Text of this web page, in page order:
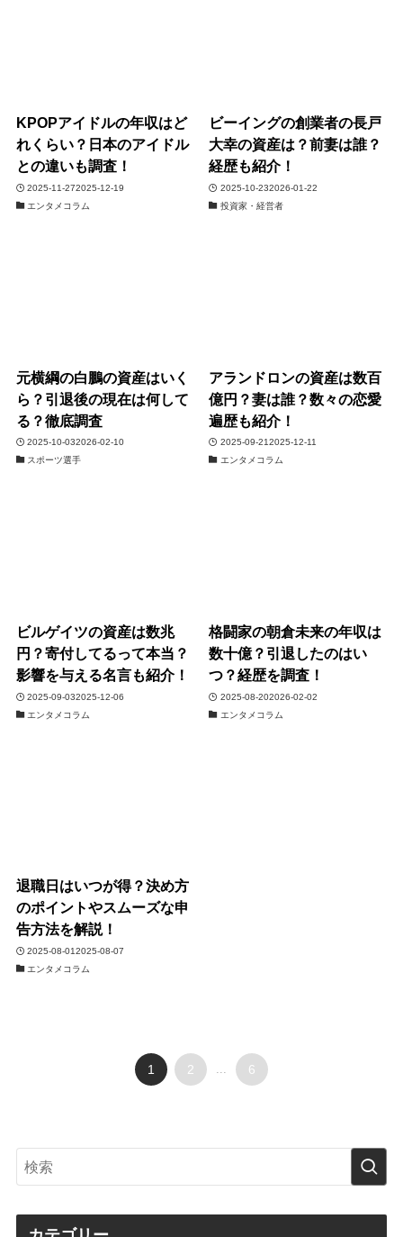
KPOPアイドルの年収はど
れくらい？日本のアイドル
との違いも調査！
2025-11-272025-12-19
エンタメコラム
ビーイングの創業者の長戸
大幸の資産は？前妻は誰？
経歴も紹介！
2025-10-232026-01-22
投資家・経営者
元横綱の白鵬の資産はいく
ら？引退後の現在は何して
る？徹底調査
2025-10-032026-02-10
スポーツ選手
アランドロンの資産は数百
億円？妻は誰？数々の恋愛
遍歴も紹介！
2025-09-212025-12-11
エンタメコラム
ビルゲイツの資産は数兆
円？寄付してるって本当？
影響を与える名言も紹介！
2025-09-032025-12-06
エンタメコラム
格闘家の朝倉未来の年収は
数十億？引退したのはい
つ？経歴を調査！
2025-08-202026-02-02
エンタメコラム
退職日はいつが得？決め方
のポイントやスムーズな申
告方法を解説！
2025-08-012025-08-07
エンタメコラム
1 2 ... 6